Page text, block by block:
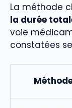
La méthode
la durée
voie
constatées